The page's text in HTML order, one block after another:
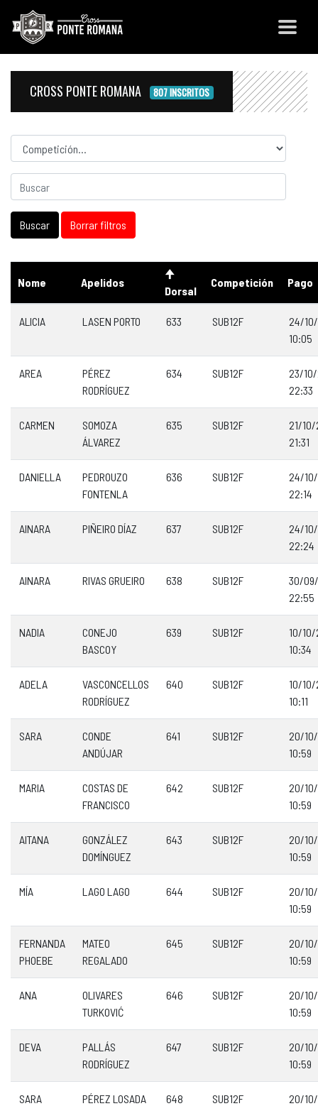
CROSS PONTE ROMANA 807 INSCRITOS
Competicion
Nome Apelidos
Dorsal
Competición Pago
ALICIA LASEN PORTO 633 SUB12F
24/
10:05
AREA
PÉREZ
RODRÍGUEZ
634 SUB12F
23/
22:33
CARMEN
SOMOZA
ÁLVAREZ
635 SUB12F
21/
21:31
DANIELLA
PEDROUZO
FONTENLA
636 SUB12F
24/
22:14
AINARA PIÑEIRO DÍAZ 637 SUB12F
24/
22:24
AINARA RIVAS GRUEIRO 638 SUB12F
30/
22:55
NADIA
CONEJO
BASCOY
639 SUB12F
10/
10:34
ADELA
VASCONCELLOS
RODRÍGUEZ
640 SUB12F
10/
10:11
SARA
CONDE
ANDÚJAR
641 SUB12F
20/
10:59
MARIA
COSTAS DE
FRANCISCO
642 SUB12F
20/
10:59
AITANA
GONZÁLEZ
DOMÍNGUEZ
643 SUB12F
20/
10:59
MÍA LAGO LAGO 644 SUB12F
20/
10:59
FERNANDA
PHOEBE
MATEO
REGALADO
645 SUB12F
20/
10:59
ANA
OLIVARES
TURKOVIĆ
646 SUB12F
20/
10:59
DEVA
PALLÁS
RODRÍGUEZ
647 SUB12F
20/
10:59
SARA PÉREZ LOSADA 648 SUB12F
20/